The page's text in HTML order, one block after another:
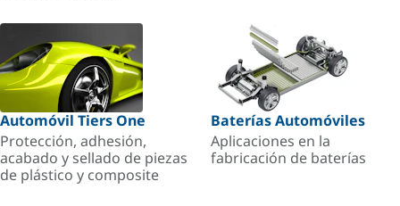
Automóvil Tiers One
Protección, adhesión,
acabado y sellado de piezas
de plástico y composite
Baterías Automóviles
Aplicaciones en la
fabricación de baterías